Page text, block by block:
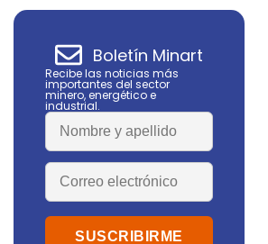
Boletín Minart
Recibe las noticias más
importantes del sector
minero, energético e
industrial.